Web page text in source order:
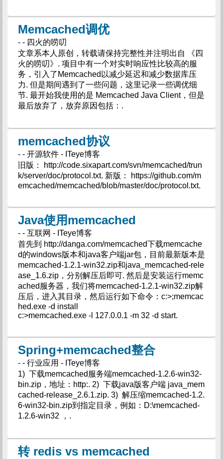
Memcached调优
- - 四火的唠叨
文章系本人原创，转载请保持完整性并注明出自 《四
火的唠叨》. 项目中有一个对实时响应性比较高的服
务，引入了Memcached以减少延迟和减少数据库压
力. 但是期间遇到了一些问题，这里记录一些调优细
节. 最开始我使用的是 Memcached Java Client，但是
最后放弃了，放弃原因包括：.
memcached协议
- - 开源软件 - ITeye博客
旧版： http://code.sixapart.com/svn/memcached/trun
k/server/doc/protocol.txt. 新版： https://github.com/m
emcached/memcached/blob/master/doc/protocol.txt.
Java使用memcached
- - 互联网 - ITeye博客
首先到 http://danga.com/memcached下载memcache
d的windows版本和java客户端jar包，目前最新版本是
memcached-1.2.1-win32.zip和java_memcached-rele
ase_1.6.zip，分别解压后即可. 然后是安装运行memc
ached服务器，我们将memcached-1.2.1-win32.zip解
压后，进入其目录，然后运行如下命令：c:>;memcac
hed.exe -d install
c:>memcached.exe -l 127.0.0.1 -m 32 -d start.
Spring+memcached整合
- - 行业应用 - ITeye博客
1) 下载memcached服务端memcached-1.2.6-win32-
bin.zip，地址：http:. 2) 下载java版客户端 java_mem
cached-release_2.6.1.zip. 3) 解压缩memcached-1.2.
6-win32-bin.zip到指定目录，例如：D:\memcached-
1.2.6-win32 ，.
转 redis vs memcached